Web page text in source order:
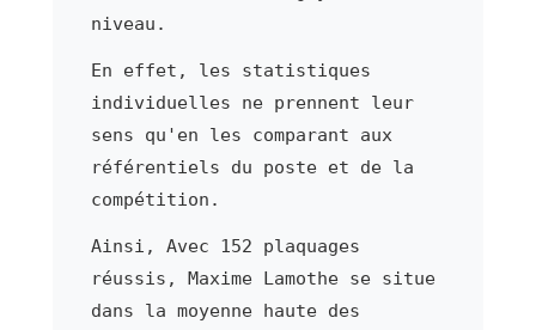
niveau.
En effet, les statistiques
individuelles ne prennent leur
sens qu'en les comparant aux
référentiels du poste et de la
compétition.
Ainsi, Avec 152 plaquages
réussis, Maxime Lamothe se situe
dans la moyenne haute des